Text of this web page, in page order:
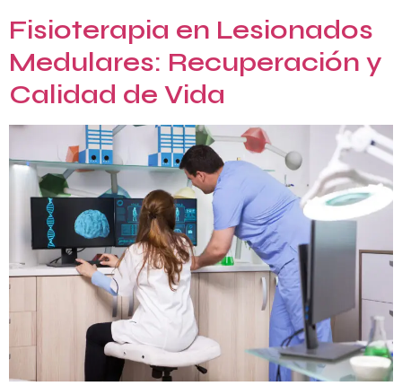
Fisioterapia en Lesionados
Medulares: Recuperación y
Calidad de Vida